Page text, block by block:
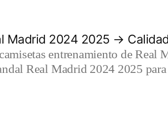
Madrid 2024 2025 →
entrenamiento de Real
Real Madrid 2024 2025